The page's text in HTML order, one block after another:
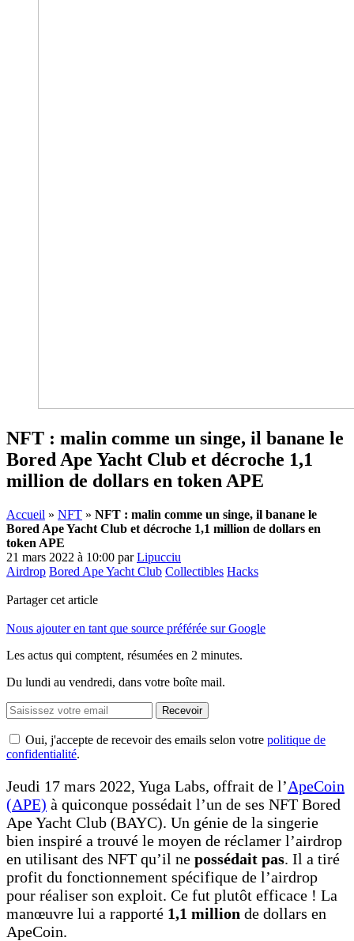
NFT : malin comme un singe, il banane le
Bored Ape Yacht Club et décroche 1,1
million de dollars en token APE
Accueil » NFT » NFT : malin comme un singe, il banane le
Bored Ape Yacht Club et décroche 1,1 million de dollars en
token APE
21 mars 2022 à 10:00 parLipucciu
Airdrop Bored Ape Yacht Club Collectibles Hacks
Partager cet article
Nous ajouter en tant que source préférée sur Google
Les actus qui comptent, résumées en 2 minutes.
Du lundi au vendredi, dans votre boîte mail.
Recevoir
Oui, j'accepte de recevoir des emails selon votre politique de
confidentialité.
Jeudi 17 mars 2022, Yuga Labs, offrait de l’ApeCoin
(APE) à quiconque possédait l’un de ses NFT Bored
Ape Yacht Club (BAYC). Un génie de la singerie
bien inspiré a trouvé le moyen de réclamer l’airdrop
en utilisant des NFT qu’il ne possédait pas. Il a tiré
profit du fonctionnement spécifique de l’airdrop
pour réaliser son exploit. Ce fut plutôt efficace ! La
manœuvre lui a rapporté 1,1 million de dollars en
ApeCoin.